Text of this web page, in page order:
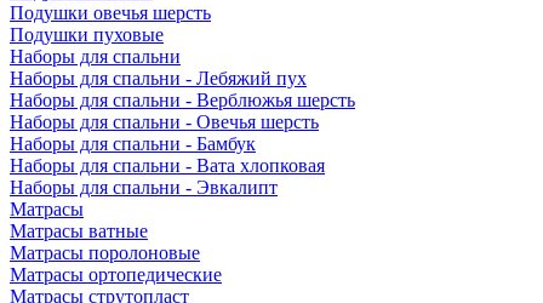
Подушки овечья шерсть
Подушки пуховые
Наборы для спальни
Наборы для спальни - Лебяжий пух
Наборы для спальни - Верблюжья шерсть
Наборы для спальни - Овечья шерсть
Наборы для спальни - Бамбук
Наборы для спальни - Вата хлопковая
Наборы для спальни - Эвкалипт
Матрасы
Матрасы ватные
Матрасы поролоновые
Матрасы ортопедические
Матрасы струтопласт